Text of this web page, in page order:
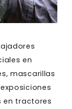
en
mascarillas
en tractores